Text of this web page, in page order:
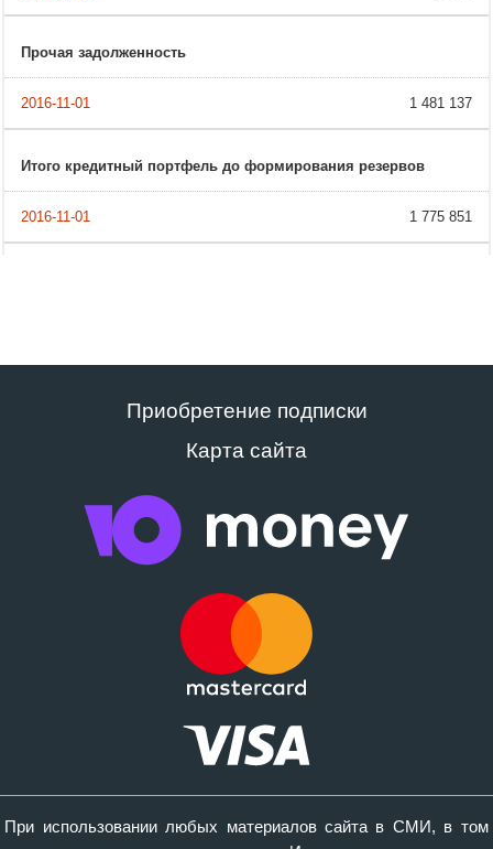
Прочая задолженность
1 481 137
Итого кредитный портфель до формирования резервов
1 775 851
Приобретение подписки
Карта сайта
При использовании любых материалов сайта в СМИ, в том